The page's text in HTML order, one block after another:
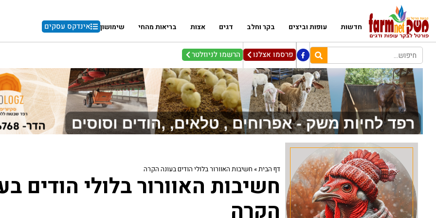
חדשות עופות וביצים בקר וחלב דגים אצות בריאות מהחי שימושון אינדקס עסקים
פרסמו אצלנו הרשמו לניוזלטר
דף הבית» חשיבות האוורור בלולי הודים בעונה הקרה
חשיבות האוורור בלולי הודים
הקרה